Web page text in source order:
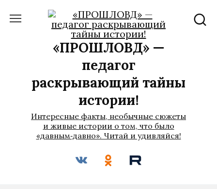
содержанию
«ПРОШЛОВѢД» —
педагог
раскрывающий тайны
истории!
Интересные факты, необычные сюжеты
и живые истории о том, что было
«давным‑давно». Читай и удивляйся!